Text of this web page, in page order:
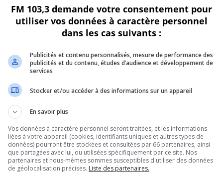
de conduites égouts, en aménagement sur les terrains
piste multifonctionnelle, et travaux d’éclairage et
17h, ce qui compliquera l’accès aux commerces, même
aux piétons par la porte principale.
ou garer sa voiture plus loin.
en façade des commerces pour des travaux de
M$, dont une subvention de 75 0000 $ Fédéral.
FM 103,3 demande votre consentement pour
utiliser vos données à caractère personnel
dans les cas suivants :
Publicités et contenu personnalisés, mesure de performance des
publicités et du contenu, études d’audience et développement de
services
Stocker et/ou accéder à des informations sur un appareil
En savoir plus
Vos données à caractère personnel seront traitées, et les informations
liées à votre appareil (cookies, identifiants uniques et autres types de
données) pourront être stockées et consultées par 66 partenaires, ainsi
que partagées avec lui, ou utilisées spécifiquement par ce site. Nos
partenaires et nous-mêmes sommes susceptibles d'utiliser des données
de géolocalisation précises. Liste des partenaires.